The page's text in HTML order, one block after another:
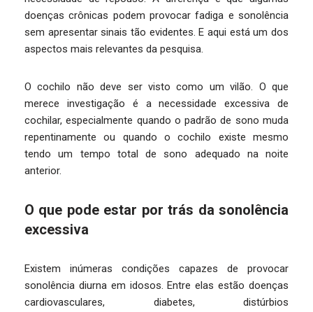
doenças crônicas podem provocar fadiga e sonolência
sem apresentar sinais tão evidentes. E aqui está um dos
aspectos mais relevantes da pesquisa.
O cochilo não deve ser visto como um vilão. O que
merece investigação é a necessidade excessiva de
cochilar, especialmente quando o padrão de sono muda
repentinamente ou quando o cochilo existe mesmo
tendo um tempo total de sono adequado na noite
anterior.
O que pode estar por trás da sonolência
excessiva
Existem inúmeras condições capazes de provocar
sonolência diurna em idosos. Entre elas estão doenças
cardiovasculares, diabetes, distúrbios